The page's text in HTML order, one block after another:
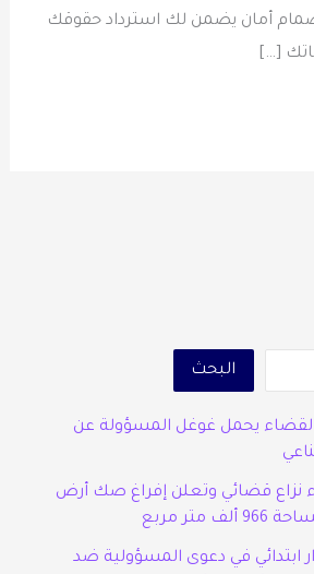
صمام أمان يضمن لك استرداد حقوقك
[…]
البحث
يحمل غوغل المسؤولة عن
نزاع قضائي وتعلن إفراغ صك أرض
مربع
ابتدائي في دعوى المسؤولية ضد